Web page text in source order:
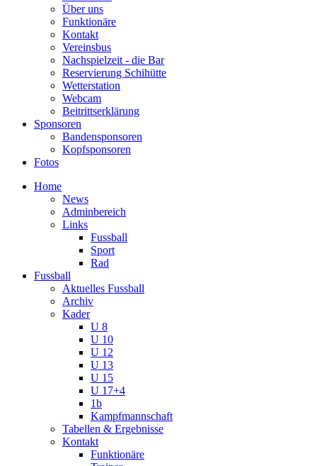
Über uns
Funktionäre
Kontakt
Vereinsbus
Nachspielzeit - die Bar
Reservierung Schihütte
Wetterstation
Webcam
Beitrittserklärung
Sponsoren
Bandensponsoren
Kopfsponsoren
Fotos
Home
News
Adminbereich
Links
Fussball
Sport
Rad
Fussball
Aktuelles Fussball
Archiv
Kader
U 8
U 10
U 12
U 13
U 15
U 17+4
1b
Kampfmannschaft
Tabellen & Ergebnisse
Kontakt
Funktionäre